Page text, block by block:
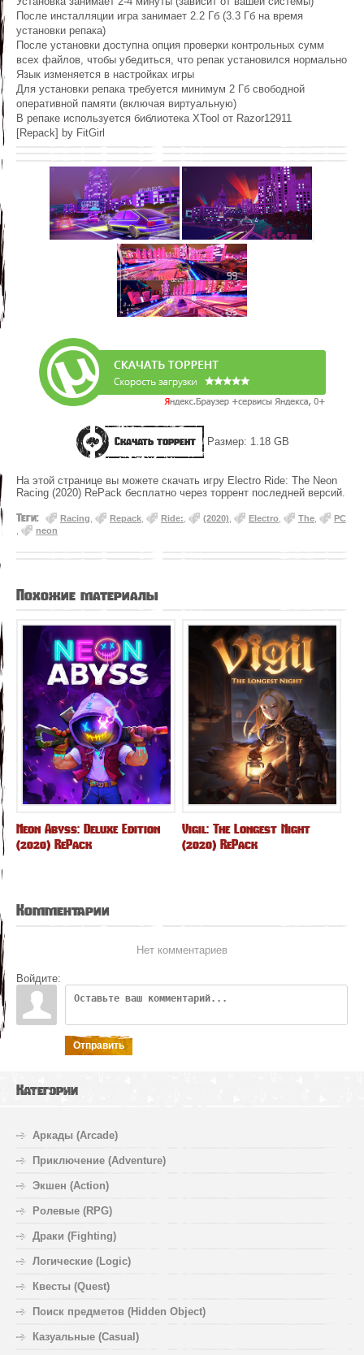
После инсталляции игра занимает 2.2 Гб (3.3 Гб на время
установки репака)
После установки доступна опция проверки контрольных сумм
всех файлов, чтобы убедиться, что репак установился нормально
Язык изменяется в настройках игры
Для установки репака требуется минимум 2 Гб свободной
оперативной памяти (включая виртуальную)
В репаке используется библиотека XTool от Razor12911
[Repack] by FitGirl
Скачать торрент Размер: 1.18 GB
На этой странице вы можете скачать игру Electro Ride: The Neon
Racing (2020) RePack бесплатно через торрент последней версий.
Теги: Racing Repack Ride: (2020) Electro The
PC
neon
Похожие материалы
Neon Abyss: Deluxe Edition
(2020) RePack
Vigil: The Longest Night
(2020) RePack
Комментарии
Нет комментариев
Войдите:
Отправить
Категории
Аркады (Arcade)
Приключение (Adventure)
Экшен (Action)
Ролевые (RPG)
Драки (Fighting)
Логические (Logic)
Квесты (Quest)
Поиск предметов (Hidden Object)
Казуальные (Casual)